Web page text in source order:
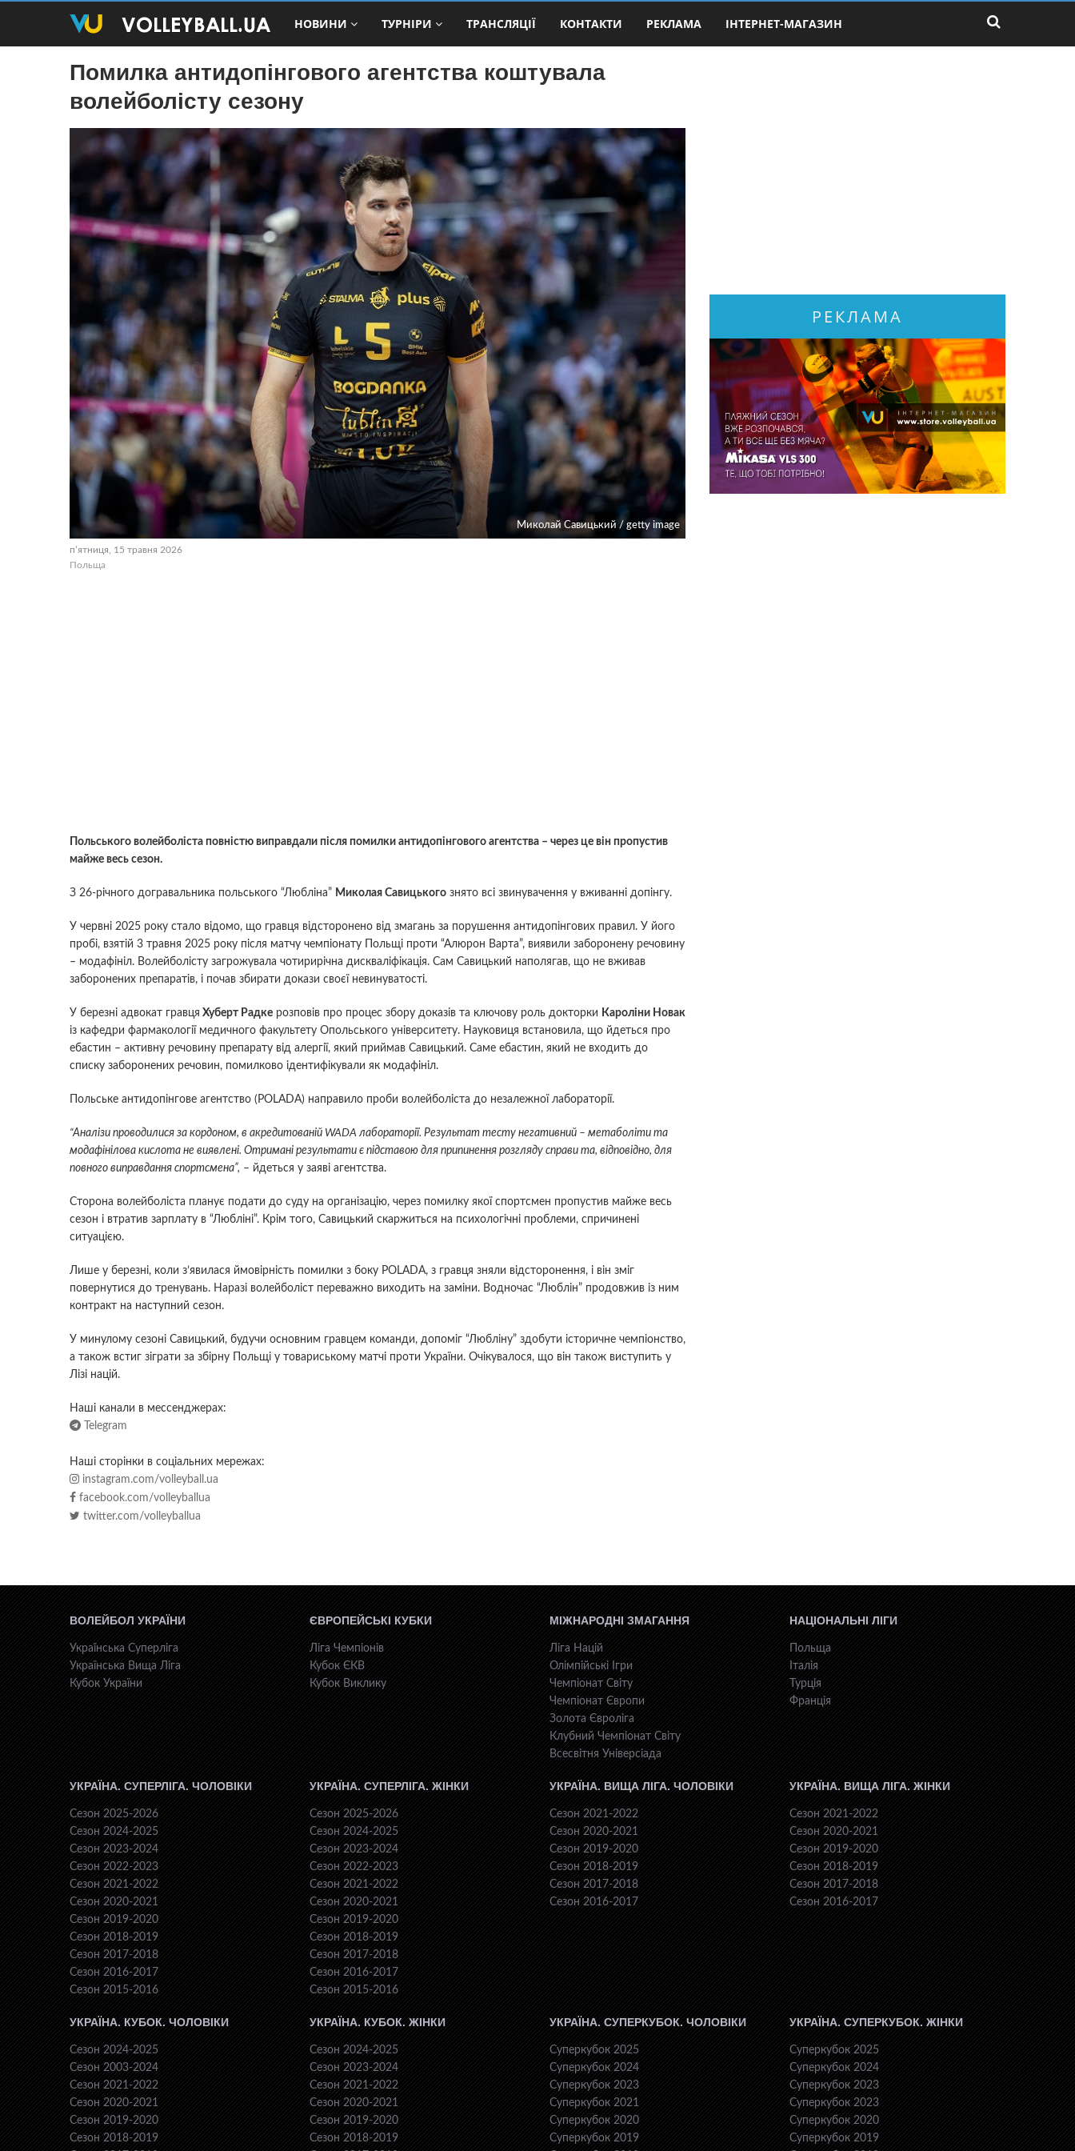
НОВИНИ ТУРНІРИ ТРАНСЛЯЦІЇ КОНТАКТИ РЕКЛАМА ІНТЕРНЕТ-МАГАЗИН
Помилка антидопінгового агентства коштувала
волейболісту сезону
Миколай Савицький / getty image
пʼятниця, 15 травня 2026
Польща
Польського волейболіста повністю виправдали після помилки антидопінгового агентства – через це він пропустив
майже весь сезон.
З 26-річного догравальника польського “Любліна” Миколая Савицького знято всі звинувачення у вживанні допінгу.
У червні 2025 року стало відомо, що гравця відсторонено від змагань за порушення антидопінгових правил. У його
пробі, взятій 3 травня 2025 року після матчу чемпіонату Польщі проти “Алюрон Варта”, виявили заборонену речовину
– модафініл. Волейболісту загрожувала чотирирічна дискваліфікація. Сам Савицький наполягав, що не вживав
заборонених препаратів, і почав збирати докази своєї невинуватості.
У березні адвокат гравця Хуберт Радке розповів про процес збору доказів та ключову роль докторки Кароліни Новак
із кафедри фармакології медичного факультету Опольського університету. Науковиця встановила, що йдеться про
ебастин – активну речовину препарату від алергії, який приймав Савицький. Саме ебастин, який не входить до
списку заборонених речовин, помилково ідентифікували як модафініл.
Польське антидопінгове агентство (POLADA) направило проби волейболіста до незалежної лабораторії.
“Аналізи проводилися за кордоном, в акредитованій WADA лабораторії. Результат тесту негативний – метаболіти та
модафінілова кислота не виявлені. Отримані результати є підставою для припинення розгляду справи та, відповідно, для
повного виправдання спортсмена”, – йдеться у заяві агентства.
Сторона волейболіста планує подати до суду на організацію, через помилку якої спортсмен пропустив майже весь
сезон і втратив зарплату в “Любліні”. Крім того, Савицький скаржиться на психологічні проблеми, спричинені
ситуацією.
Лише у березні, коли з’явилася ймовірність помилки з боку POLADA, з гравця зняли відсторонення, і він зміг
повернутися до тренувань. Наразі волейболіст переважно виходить на заміни. Водночас “Люблін” продовжив із ним
контракт на наступний сезон.
У минулому сезоні Савицький, будучи основним гравцем команди, допоміг “Любліну” здобути історичне чемпіонство,
а також встиг зіграти за збірну Польщі у товариському матчі проти України. Очікувалося, що він також виступить у
Лізі націй.
Наші канали в мессенджерах:
Telegram
Наші сторінки в соціальних мережах:
instagram.com/volleyball.ua
facebook.com/volleyballua
twitter.com/volleyballua
РЕКЛАМА
ВОЛЕЙБОЛ УКРАЇНИ
Українська Суперліга
Українська Вища Ліга
Кубок України
ЄВРОПЕЙСЬКІ КУБКИ
Ліга Чемпіонів
Кубок ЄКВ
Кубок Виклику
МІЖНАРОДНІ ЗМАГАННЯ
Ліга Націй
Олімпійські Ігри
Чемпіонат Світу
Чемпіонат Європи
Золота Євроліга
Клубний Чемпіонат Світу
Всесвiтня Унiверсiaда
НАЦІОНАЛЬНІ ЛІГИ
Польща
Італія
Турція
Франція
УКРАЇНА. СУПЕРЛІГА. ЧОЛОВІКИ
Сезон 2025-2026
Сезон 2024-2025
Сезон 2023-2024
Сезон 2022-2023
Сезон 2021-2022
Сезон 2020-2021
Сезон 2019-2020
Сезон 2018-2019
Сезон 2017-2018
Сезон 2016-2017
Сезон 2015-2016
УКРАЇНА. СУПЕРЛІГА. ЖІНКИ
Сезон 2025-2026
Сезон 2024-2025
Сезон 2023-2024
Сезон 2022-2023
Сезон 2021-2022
Сезон 2020-2021
Сезон 2019-2020
Сезон 2018-2019
Сезон 2017-2018
Сезон 2016-2017
Сезон 2015-2016
УКРАЇНА. ВИЩА ЛІГА. ЧОЛОВІКИ
Сезон 2021-2022
Сезон 2020-2021
Сезон 2019-2020
Сезон 2018-2019
Сезон 2017-2018
Сезон 2016-2017
УКРАЇНА. ВИЩА ЛІГА. ЖІНКИ
Сезон 2021-2022
Сезон 2020-2021
Сезон 2019-2020
Сезон 2018-2019
Сезон 2017-2018
Сезон 2016-2017
УКРАЇНА. КУБОК. ЧОЛОВІКИ
Сезон 2024-2025
Сезон 2003-2024
Сезон 2021-2022
Сезон 2020-2021
Сезон 2019-2020
Сезон 2018-2019
УКРАЇНА. КУБОК. ЖІНКИ
Сезон 2024-2025
Сезон 2023-2024
Сезон 2021-2022
Сезон 2020-2021
Сезон 2019-2020
Сезон 2018-2019
УКРАЇНА. СУПЕРКУБОК. ЧОЛОВІКИ
Суперкубок 2025
Суперкубок 2024
Суперкубок 2023
Суперкубок 2021
Суперкубок 2020
Суперкубок 2019
УКРАЇНА. СУПЕРКУБОК. ЖІНКИ
Суперкубок 2025
Суперкубок 2024
Суперкубок 2023
Суперкубок 2023
Суперкубок 2020
Суперкубок 2019